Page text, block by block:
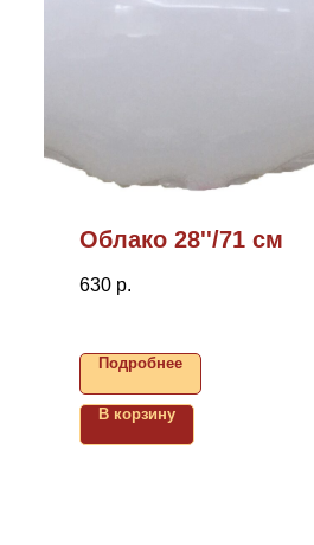
Облако 28''/71 см
630 р.
Подробнее
В корзину